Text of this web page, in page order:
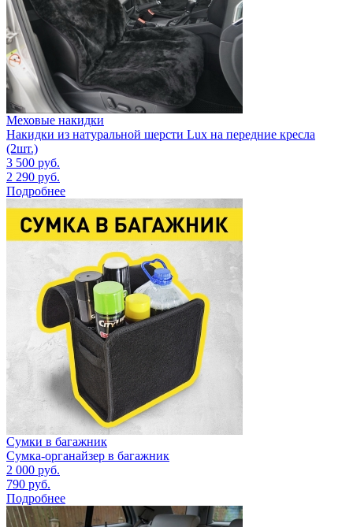
Меховые накидки
Накидки из натуральной шерсти Lux на передние кресла
(2шт.)
3 500 руб.
2 290 руб.
Подробнее
Сумки в багажник
Сумка-органайзер в багажник
2 000 руб.
790 руб.
Подробнее